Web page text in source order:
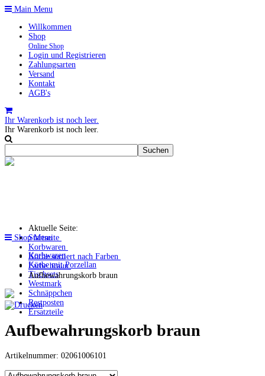
Main Menu
Willkommen
Shop
Online Shop
Login und Registrieren
Zahlungsarten
Versand
Kontakt
AGB's
Ihr Warenkorb ist noch leer.
Ihr Warenkorb ist noch leer.
Shop Menu
Korbwaren
Körbe mit Porzellan
Tischsets
Westmark
Schnäppchen
Restposten
Ersatzteile
Aktuelle Seite:
Startseite
Korbwaren
Körbe sortiert nach Farben
Farbe braun
Aufbewahrungskorb braun
Aufbewahrungskorb braun
Artikelnummer: 02061006101